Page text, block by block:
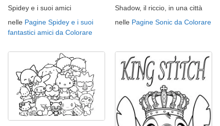
Spidey e i suoi amici
nelle Pagine Spidey e i suoi
fantastici amici da Colorare
Shadow, il riccio, in una città
nelle Pagine Sonic da Colorare